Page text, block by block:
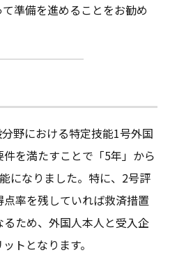
準備を進めることをお勧め
野における特定技能1号外国
を満たすことで「5年」から
になりました。特に、2号評
率を残していれば救済措置
ため、外国人本人と受入企
トとなります。